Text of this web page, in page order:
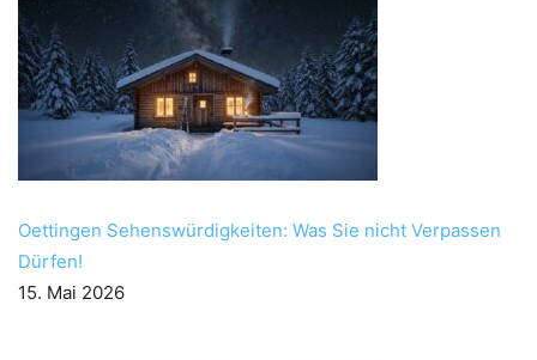
Oettingen Sehenswürdigkeiten: Was Sie nicht Verpassen
Dürfen!
15. Mai 2026